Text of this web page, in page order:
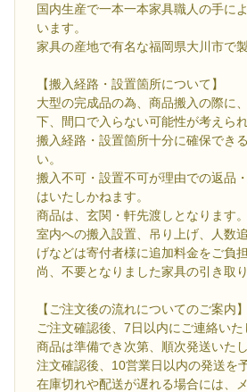
国内生産で一本一本家具職人の手に
います。
家具の産地で有名な福岡県大川市で
【搬入経路・設置箇所について】
大型の完成品の為、商品搬入の際に
下、間口で入らない可能性が考えられ
搬入経路・設置箇所十分に確保でき
い。
搬入不可・設置不可が理由での返品
はいたしかねます。
商品は、玄関・軒先渡しとなります。
室内への搬入設置、吊り上げ、人数
げなどは寄付者様に追加料金をご負
尚、不要となりました家具の引き取
【ご注文後の流れについてのご案内】
ご注文確認後、7日以内にご連絡いた
商品は準備でき次第、順次発送いたし
注文確認後、10営業日以内の発送を
在庫切れや配送が遅れる場合には、